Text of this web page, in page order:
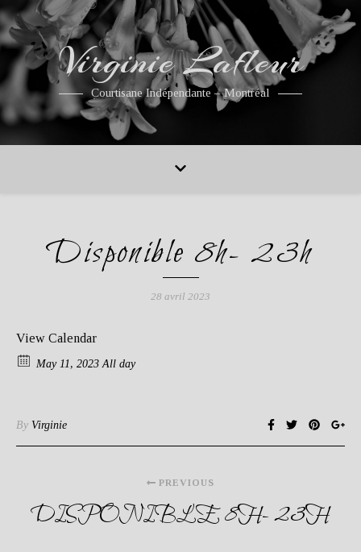
Virginie Lafleur
Courtisane Indépendante – Montréal
Disponible 8h- 23h
28 avril 2023
View Calendar
May 11, 2023 All day
By Virginie
PREVIOUS
DISPONIBLE 8H- 23H